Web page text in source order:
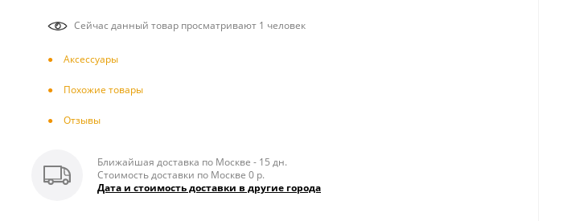
Сейчас данный товар просматривают 1 человек
Аксесcуары
Похожие товары
Отзывы
Ближайшая доставка по Москве - 15 дн.
Стоимость доставки по Москве 0 р.
Дата и стоимость доставки в другие города